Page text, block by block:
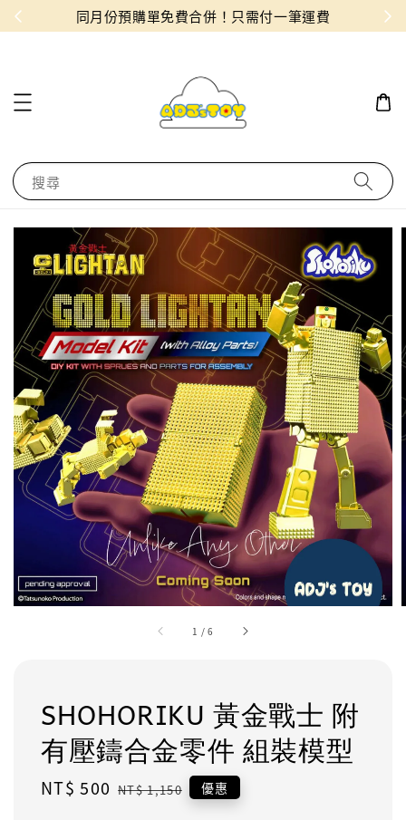
！ 同月份預購單免費合併！只需付一筆運費
搜尋
1 /6
SHOHORIKU 黃金戰士 附
有壓鑄合金零件 組裝模型
Sale
NT$ 500 Regular
NT$ 1,150 優惠